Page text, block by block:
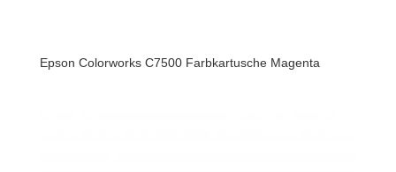
Epson Colorworks C7500 Farbkartusche Magenta